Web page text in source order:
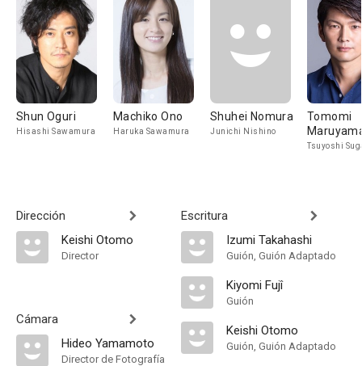
Shun Oguri
Hisashi Sawamura
Machiko Ono
Haruka Sawamura
Shuhei Nomura
Junichi Nishino
Tomomi
Tsuyoshi
Dirección
Keishi Otomo
Director
Cámara
Hideo Yamamoto
Director de Fotografía
Escritura
Izumi Takahashi
Guión, Guión Adaptado
Kiyomi Fujî
Guión
Keishi Otomo
Guión, Guión Adaptado